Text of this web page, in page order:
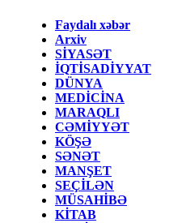
Faydalı xəbər
Arxiv
SİYASƏT
İQTİSADİYYAT
DÜNYA
MEDİCİNA
MARAQLI
CƏMİYYƏT
KÖŞƏ
SƏNƏT
MANŞET
SEÇİLƏN
MÜSAHİBƏ
KİTAB